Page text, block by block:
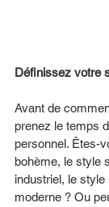
Définissez votre
Avant de
prenez le temps
personnel. Êtes-
bohème, le style
industriel, le
moderne ? Ou